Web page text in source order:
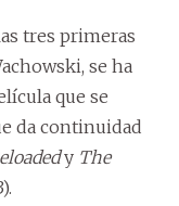
tres primeras
se ha
que se
da continuidad
y The